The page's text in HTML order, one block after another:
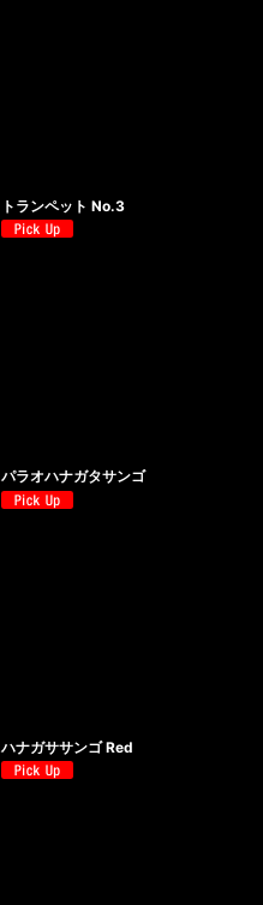
トランペット No.3
パラオハナガタサンゴ
ハナガササンゴ Red